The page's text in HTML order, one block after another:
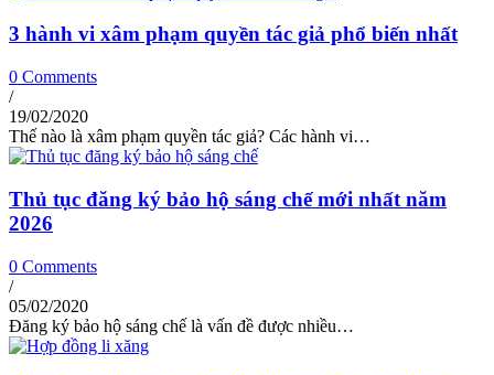
3 hành vi xâm phạm quyền tác giả phổ biến nhất
0 Comments
/
19/02/2020
Thế nào là xâm phạm quyền tác giả? Các hành vi…
Thủ tục đăng ký bảo hộ sáng chế mới nhất năm
2026
0 Comments
/
05/02/2020
Đăng ký bảo hộ sáng chế là vấn đề được nhiều…